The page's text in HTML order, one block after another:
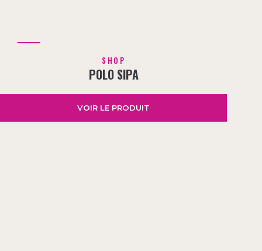
SHOP
POLO SIPA
VOIR LE PRODUIT